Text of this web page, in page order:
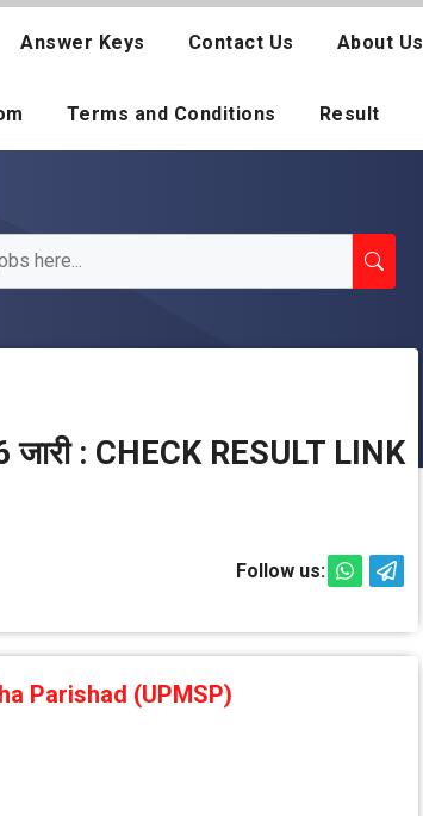
Answer Keys Contact Us About Us
Terms and Conditions Result
: CHECK RESULT LINK
Follow us:
Parishad (UPMSP)